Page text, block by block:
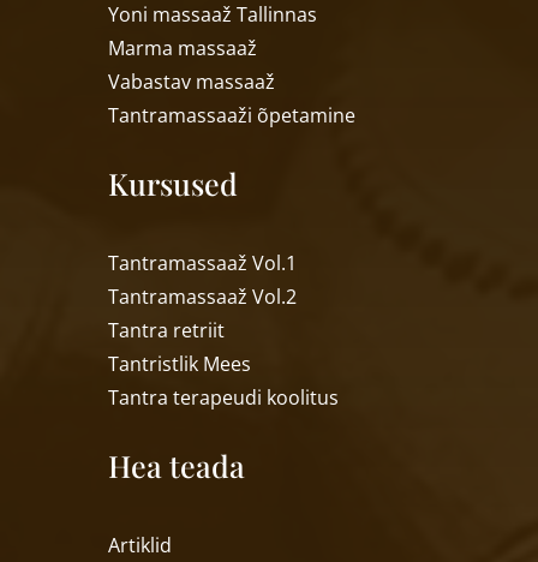
Yoni massaaž Tallinnas
Marma massaaž
Vabastav massaaž
Tantramassaaži õpetamine
Kursused
Tantramassaaž Vol.1
Tantramassaaž Vol.2
Tantra retriit
Tantristlik Mees
Tantra terapeudi koolitus
Hea teada
Artiklid